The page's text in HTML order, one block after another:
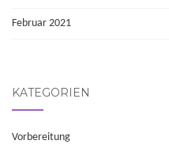
Februar 2021
KATEGORIEN
Vorbereitung